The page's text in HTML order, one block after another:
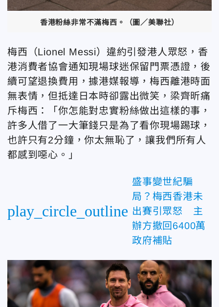
香港粉絲非常不滿梅西。（圖／美聯社）
梅西（Lionel Messi）違約引發港人眾怒，香
港消費者協會通知現場球迷保留門票憑證，後
續可望退換費用，據港媒報導，梅西離港時面
無表情，但抵達日本時卻露出微笑，梁齊昕痛
斥梅西：「你怎能對忠實粉絲做出這樣的事，
許多人借了一大筆錢只是為了看你現場踢球，
也許只有2分鐘，你太無恥了，讓我們所有人
都感到噁心。」
play_circle_outline
盛事變世紀騙
局？梅西香港未
出賽引眾怒 主
辦方撤回6400萬
政府補貼